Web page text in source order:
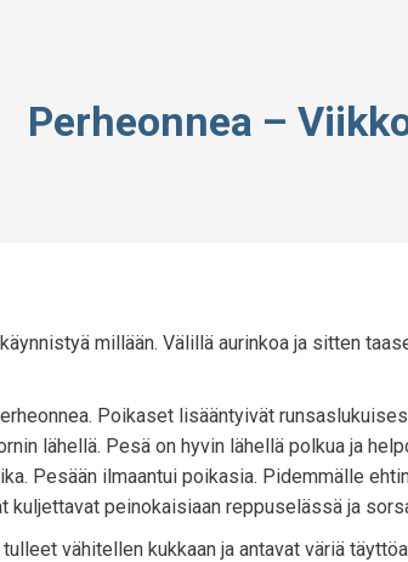
Perheonnea –
millään. Välillä aurinkoa ja sitten
Poikaset lisääntyivät
lähellä. Pesä on hyvin lähellä polkua ja
Pesään ilmaantui poikasia. Pidemmälle
kuljettavat peinokaisiaan reppuselässä ja
vähitellen kukkaan ja antavat väriä